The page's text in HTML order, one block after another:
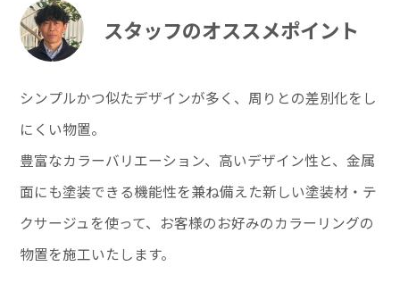
スタッフのオススメポイント
シンプルかつ似たデザインが多く、周りとの差別化をし
にくい物置。
豊富なカラーバリエーション、高いデザイン性と、金属
面にも塗装できる機能性を兼ね備えた新しい塗装材・テ
クサージュを使って、お客様のお好みのカラーリングの
物置を施工いたします。